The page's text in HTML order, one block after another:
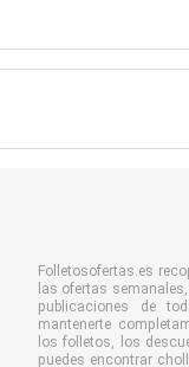
Folletosofertas.es
las ofertas
publicaciones de
mantenerte
los folletos, los
puedes encontrar